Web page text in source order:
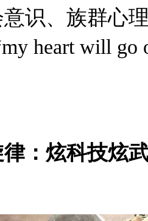
识、族群心
heart will
：炫科技炫